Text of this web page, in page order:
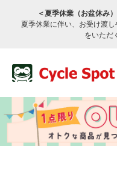
＜夏季休業（お盆休み
夏季休業に伴い、お受け渡
をいただ